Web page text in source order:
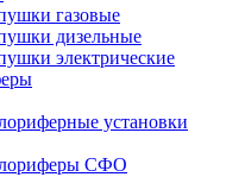
газовые
дизельные
электрические
установки
СФО